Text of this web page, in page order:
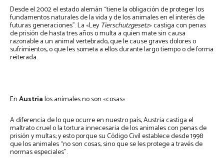
Desde el 2002 el estado alemán “tiene la obligación de proteger los
fundamentos naturales de la vida y de los animales en el interés de
futuras generaciones”. La «Ley Tierschutzgesetz» castiga con penas
de prisión de hasta tres años o multa a quien mate sin causa
razonable a un animal vertebrado, que le cause graves dolores o
sufrimientos, o que les someta a ellos durante largo tiempo o de forma
reiterada.
EnAustrialos animales no son «cosas»
A diferencia de lo que ocurre en nuestro país, Austria castiga el
maltrato cruel o la tortura innecesaria de los animales con penas de
prisión y multas; y esto porque su Código Civil establece desde 1998
que los animales “no son cosas, sino que se les protege a través de
normas especiales”.